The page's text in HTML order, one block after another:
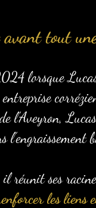
avant tout
lorsque
entreprise
l’Aveyron,
réunit ses
les liens